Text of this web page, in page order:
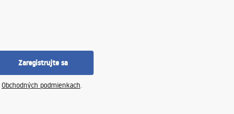
Zaregistrujte sa
Obchodných podmienkach.